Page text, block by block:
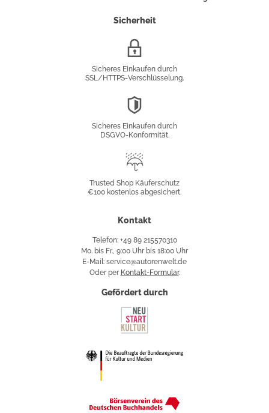
Sicherheit
Sicheres Einkaufen durch
SSL/HTTPS-Verschlüsselung.
Sicheres Einkaufen durch
DSGVO-Konformität.
Käuferschutz
Trusted Shop Käuferschutz
€100 kostenlos abgesichert.
Kontakt
Telefon: +49 89 215570310
Mo. bis Fr., 9:00 Uhr bis 18:00 Uhr
E-Mail: service@autorenwelt.de
Oder per Kontakt-Formular.
Gefördert durch